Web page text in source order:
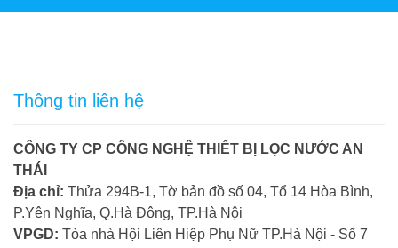
Thông tin liên hệ
CÔNG TY CP CÔNG NGHỆ THIẾT BỊ LỌC NƯỚC AN
THÁI
Địa chỉ: Thửa 294B-1, Tờ bản đồ số 04, Tổ 14 Hòa Bình,
P.Yên Nghĩa, Q.Hà Đông, TP.Hà Nội
VPGD: Tòa nhà Hội Liên Hiệp Phụ Nữ TP.Hà Nội - Số 7